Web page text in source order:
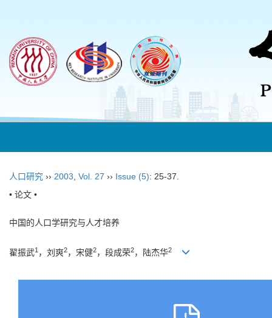
人口研究 ›› 2003 Vol. 27 ›› Issue (5): 25-37.
• 论文 •
中国的人口学研究与人才培养
翟振武1 ，刘爽2，宋健2，段成荣2，陆杰华2